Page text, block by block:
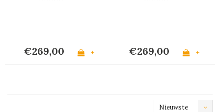
€269,00 + €269,00 +
Nieuwste